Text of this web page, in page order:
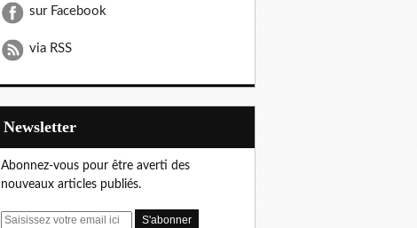
sur Facebook
via RSS
Newsletter
Abonnez-vous pour être averti des
nouveaux articles publiés.
E